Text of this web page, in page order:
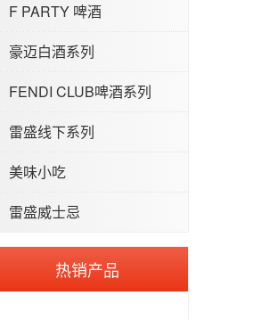
F PARTY 啤酒
豪迈白酒系列
FENDI CLUB啤酒系列
雷盛线下系列
美味小吃
雷盛威士忌
热销产品